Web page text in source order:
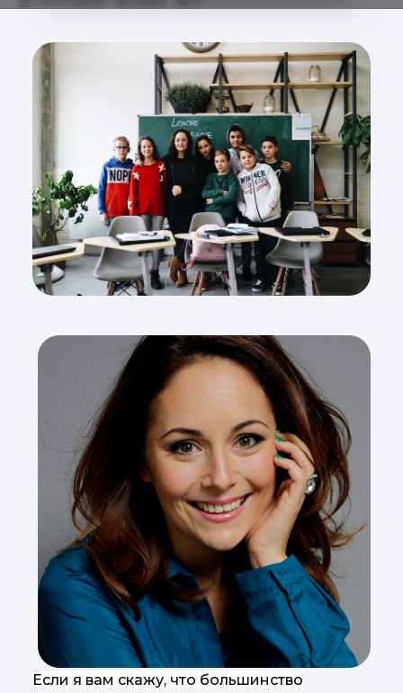
Если я вам скажу, что большинство